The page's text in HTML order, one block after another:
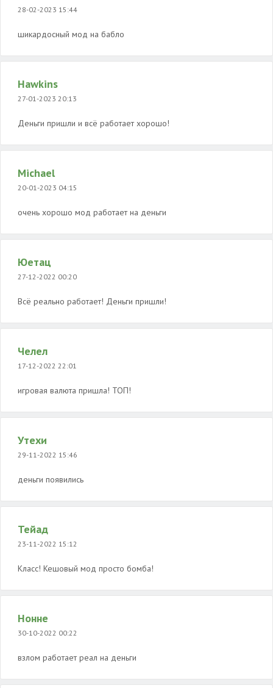
28-02-2023 15:44
шикардосный мод на бабло
Hawkins
27-01-2023 20:13
Деньги пришли и всё работает хорошо!
Michael
20-01-2023 04:15
очень хорошо мод работает на деньги
Юетац
27-12-2022 00:20
Всё реально работает! Деньги пришли!
Челел
17-12-2022 22:01
игровая валюта пришла! ТОП!
Утехи
29-11-2022 15:46
деньги появились
Тейад
23-11-2022 15:12
Класс! Кешовый мод просто бомба!
Нонне
30-10-2022 00:22
взлом работает реал на деньги